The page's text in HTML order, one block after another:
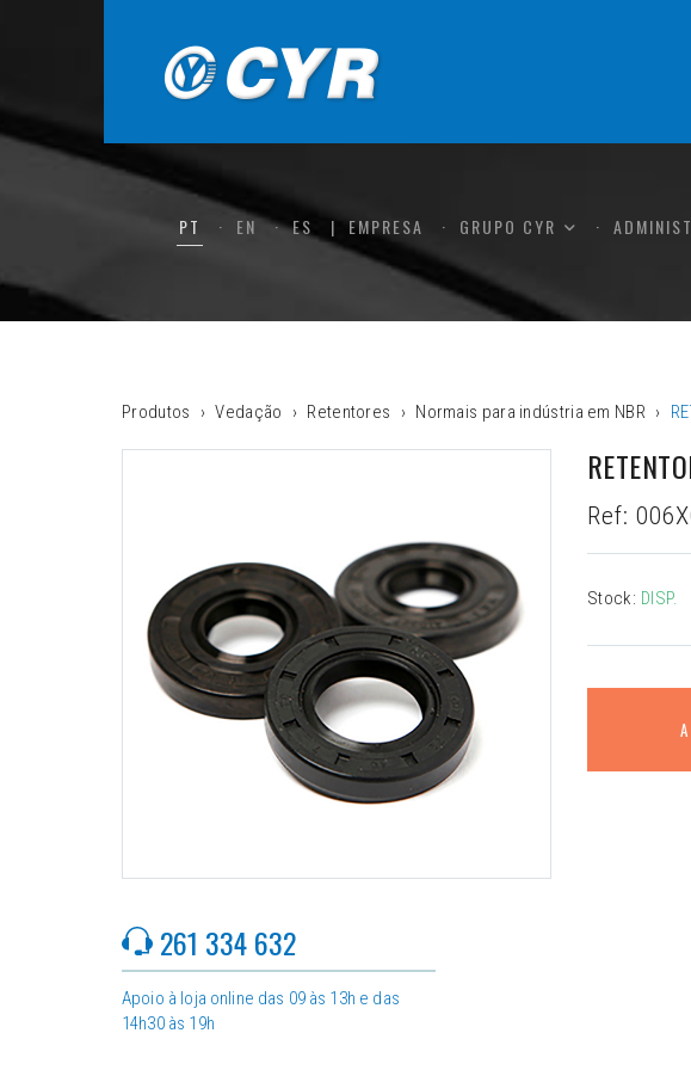
PT EN ES EMPRESA GRUPO CYR
Produtos Vedação Retentores Normais para indústria em NBR
Ref:
261 334 632
Apoio à loja online das 09 às 13h e das
14h30 às 19h
Stock: DISP.